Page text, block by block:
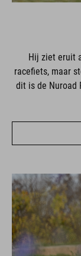
Hij ziet eruit
racefiets, maar
dit is de Nuroad